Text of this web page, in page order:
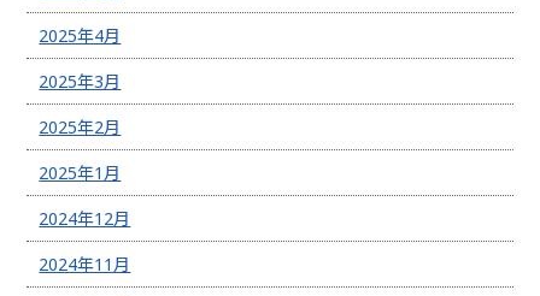
2025年4月
2025年3月
2025年2月
2025年1月
2024年12月
2024年11月